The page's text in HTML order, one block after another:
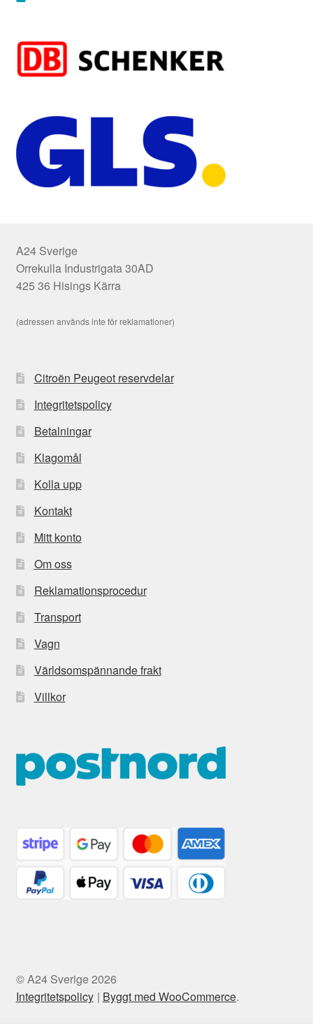
A24 Sverige
Orrekulla Industrigata 30AD
425 36 Hisings Kärra
(adressen används inte för reklamationer)
Citroën Peugeot reservdelar
Integritetspolicy
Betalningar
Klagomål
Kolla upp
Kontakt
Mitt konto
Om oss
Reklamationsprocedur
Transport
Vagn
Världsomspännande frakt
Villkor
© A24 Sverige 2026
Integritetspolicy
Byggt med WooCommerce.